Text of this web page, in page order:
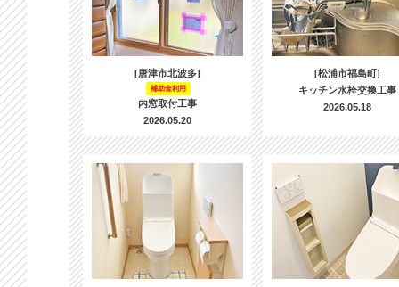
[唐津市北波多]
補助金利用
内窓取付工事
2026.05.20
[松浦市福島町]
キッチン水栓交換工事
2026.05.18